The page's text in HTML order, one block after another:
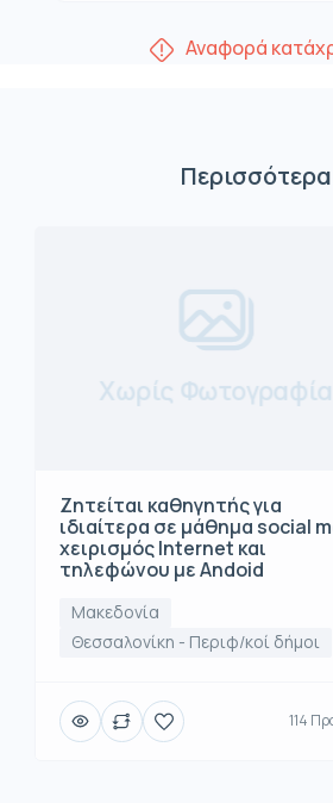
Αναφορά
Χωρίς Φωτογραφία
Ζητείται καθηγητής για
ιδιαίτερα σε μάθημα social
χειρισμός Internet και
τηλεφώνου με Andoid
Μακεδονία
Θεσσαλονίκη - Περιφ/κοί δήμοι
114